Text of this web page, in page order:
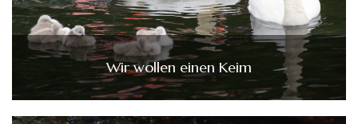
Wir wollen einen Keim